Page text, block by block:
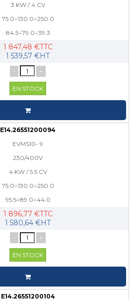
3 KW / 4 CV
75.0÷130.0÷250.0
84.5÷79.0÷39.3
1 847,48 €TTC
1 539,57 €HT
- +
EN STOCK
E14.26551200094
EVMS10- 9
230/400V
4 KW / 5.5 CV
75.0÷130.0÷250.0
95.5÷89.0÷44.0
1 896,77 €TTC
1 580,64 €HT
- +
EN STOCK
E14.26551200104